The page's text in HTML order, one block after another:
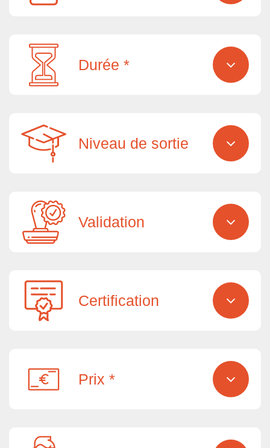
Durée *
Niveau de sortie
Validation
Certification
Prix *